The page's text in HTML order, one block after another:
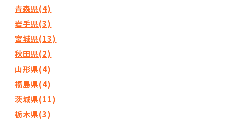
青森県(4)
岩手県(3)
宮城県(13)
秋田県(2)
山形県(4)
福島県(4)
茨城県(11)
栃木県(3)